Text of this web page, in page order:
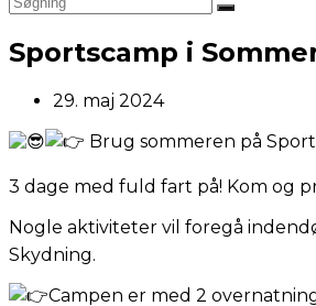
Sportscamp i
Post
29. maj 2024
Brug sommeren på
3 dage med fuld fart på! Kom og
Nogle aktiviteter vil foregå
Skydning.
Campen er med 2